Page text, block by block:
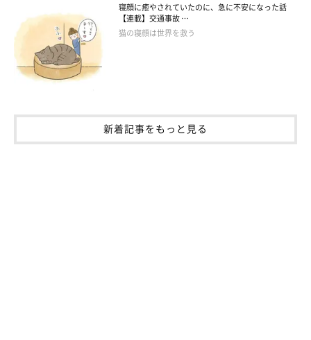
寝顔に癒やされていたのに、急に不安になった話
【連載】交通事故 …
猫の寝顔は世界を救う
新着記事をもっと見る